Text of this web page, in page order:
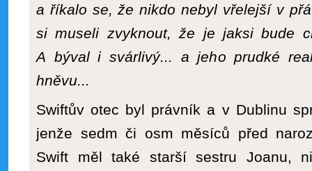
a říkalo se, že nikdo nebyl vřelejší v
si museli zvyknout, že je jaksi bude
A býval i svárlivý... a jeho prudké
hněvu...
Swiftův otec byl právník a v Dublinu
jenže sedm či osm měsíců před
Swift měl také starší sestru Joanu,